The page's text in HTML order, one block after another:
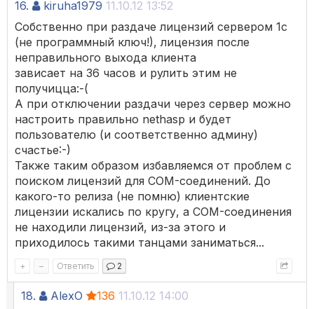
16. kiruha1979 11.10.12 13:52
Собственно при раздаче лицензий сервером 1с
(не программный ключ!), лицензия после
неправильного выхода клиента
зависает на 36 часов и рулить этим не
получицца:-(
А при отключении раздачи через сервер можно
настроить правильно nethasp и будет
пользователю (и соответственно админу)
счастье:-)
Также таким образом избавляемся от проблем с
поиском лицензий для COM-соединений. До
какого-то релиза (не помню) клиентские
лицензии искались по кругу, а COM-соединения
не находили лицензий, из-за этого и
приходилось такими танцами заниматься...
+ – Ответить 2
18. AlexO 136 11.10.12 14:00